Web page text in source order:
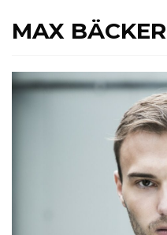
MAX BÄCKER